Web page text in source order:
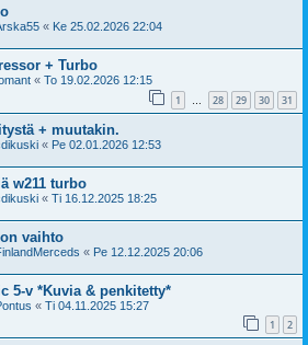
« Ke 25.02.2026 22:04
+ Turbo
« To 19.02.2026 12:15
1 … 28 29 30 31
+ muutakin.
« Pe 02.01.2026 12:53
w211 turbo
« Ti 16.12.2025 18:25
vaihto
« Pe 12.12.2025 20:06
5-v *Kuvia & penkitetty*
« Ti 04.11.2025 15:27
1 2